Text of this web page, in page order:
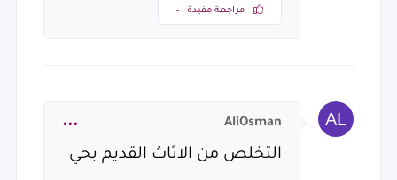
مراجعة مفيدة -
AliOsman
التخلص من الاثاث القديم بحي